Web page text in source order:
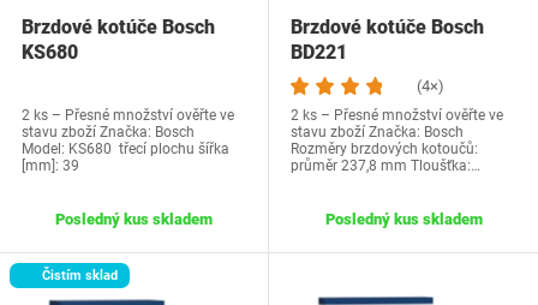
Brzdové kotúče Bosch
KS680
2 ks – Přesné množství ověřte ve
stavu zboží Značka: Bosch
Model: KS680 třecí plochu šířka
[mm]: 39
Posledný kus skladem
Brzdové kotúče Bosch
BD221
(4×)
2 ks – Přesné množství ověřte ve
stavu zboží Značka: Bosch
Rozměry brzdových kotoučů:
průměr 237,8 mm Tloušťka:…
Posledný kus skladem
Čistím sklad